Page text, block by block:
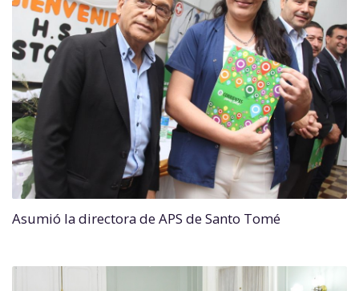
Asumió la directora de APS de Santo Tomé